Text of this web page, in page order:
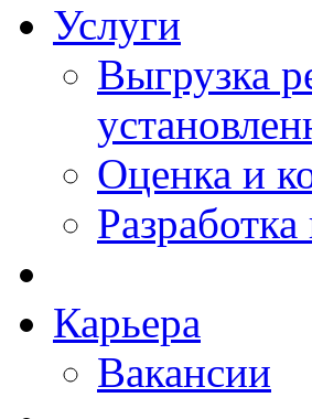
Услуги
Выгрузка
Оценка и
Карьера
Вакансии